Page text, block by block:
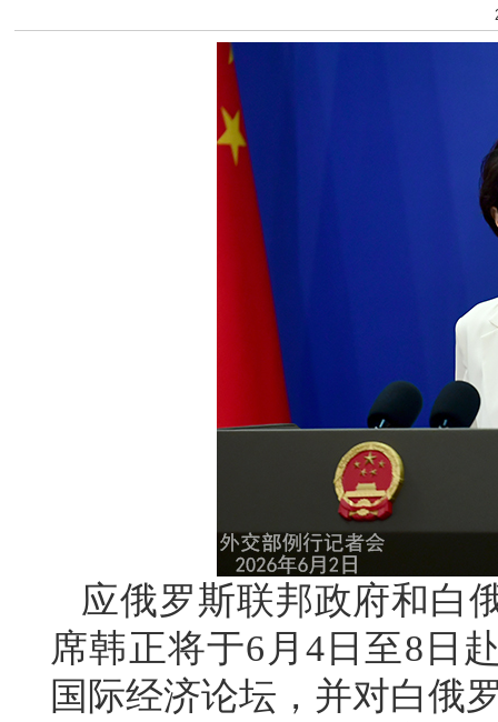
应俄罗斯联邦政府和白
席韩正将于6月4日至8日
国际经济论坛，并对白俄